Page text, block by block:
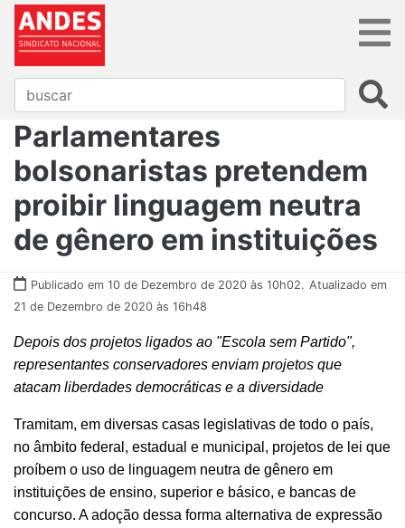
Parlamentares
bolsonaristas pretendem
proibir linguagem neutra
de gênero em instituições
Publicado em 10 de Dezembro de 2020 às 10h02. Atualizado em
21 de Dezembro de 2020 às 16h48
Depois dos projetos ligados ao "Escola sem Partido",
representantes conservadores enviam projetos que
atacam liberdades democráticas e a diversidade
Tramitam, em diversas casas legislativas de todo o país,
no âmbito federal, estadual e municipal, projetos de lei que
proíbem o uso de linguagem neutra de gênero em
instituições de ensino, superior e básico, e bancas de
concurso. A adoção dessa forma alternativa de expressão